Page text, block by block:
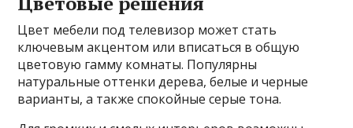
Цвет мебели под телевизор может стать
ключевым акцентом или вписаться в общую
цветовую гамму комнаты. Популярны
натуральные оттенки дерева, белые и черные
варианты, а также спокойные серые тона.